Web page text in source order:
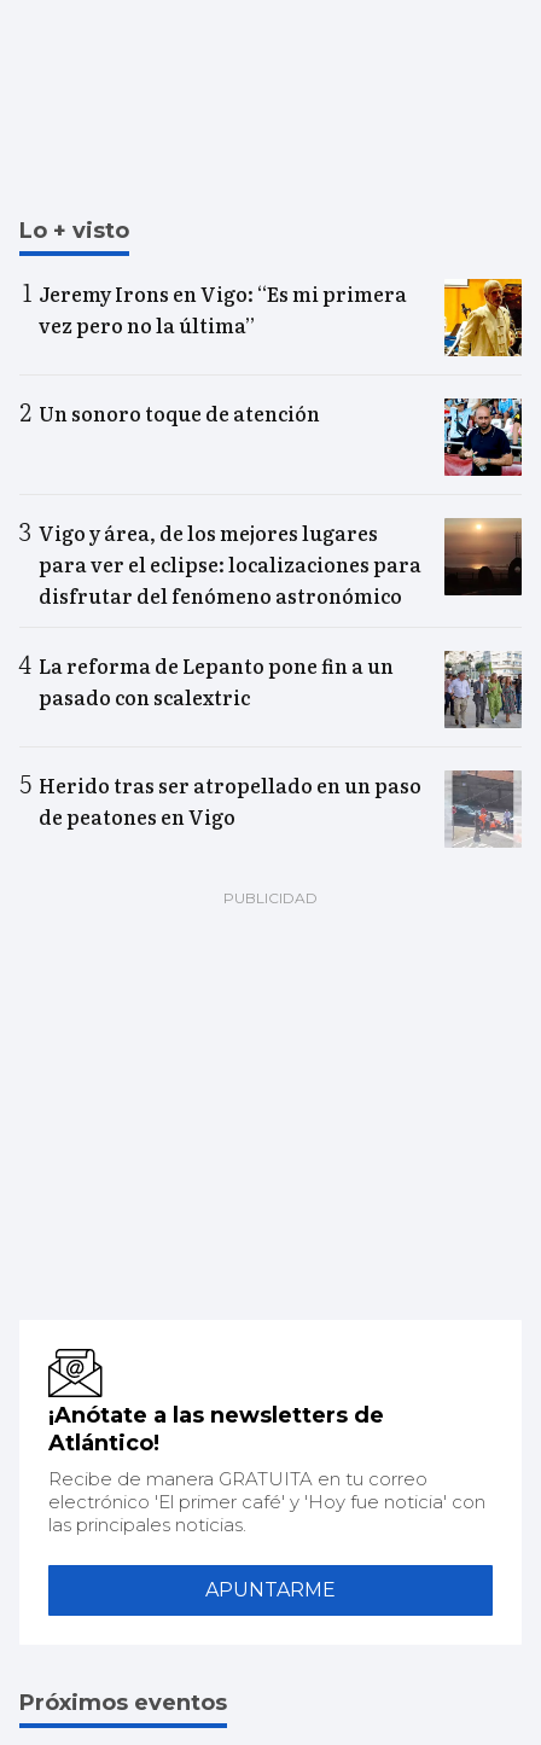
Lo + visto
Jeremy Irons en Vigo: “Es mi primera
vez pero no la última”
Un sonoro toque de atención
Vigo y área, de los mejores lugares
para ver el eclipse: localizaciones para
disfrutar del fenómeno astronómico
La reforma de Lepanto pone fin a un
pasado con scalextric
Herido tras ser atropellado en un paso
de peatones en Vigo
¡Anótate a las newsletters de
Atlántico!
Recibe de manera GRATUITA en tu correo
electrónico 'El primer café' y 'Hoy fue noticia' con
las principales noticias.
APUNTARME
Próximos eventos